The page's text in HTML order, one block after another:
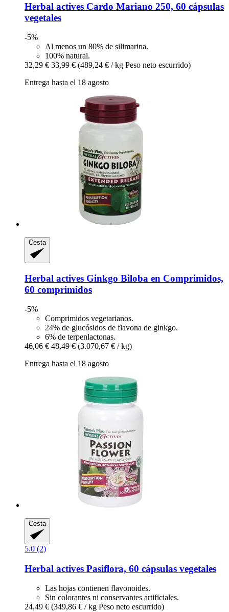
Herbal actives Cardo Mariano 250, 60 cápsulas
vegetales
-5%
Al menos un 80% de silimarina.
100% natural.
32,29 € 33,99 € (489,24 € / kg Peso neto escurrido)
Entrega hasta el 18 agosto
Cesta
Herbal actives Ginkgo Biloba en Comprimidos,
60 comprimidos
-5%
Comprimidos vegetarianos.
24% de glucósidos de flavona de ginkgo.
6% de terpenlactonas.
46,06 € 48,49 € (3.070,67 € / kg)
Entrega hasta el 18 agosto
Cesta
5.0 (2)
Herbal actives Pasiflora, 60 cápsulas vegetales
Las hojas contienen flavonoides.
Sin colorantes ni conservantes artificiales.
24,49 € (349,86 € / kg Peso neto escurrido)